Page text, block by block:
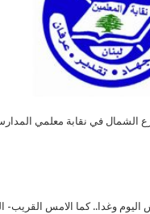
الشمال في نقابة معلمي
وغدا.. كما الامس القريب-